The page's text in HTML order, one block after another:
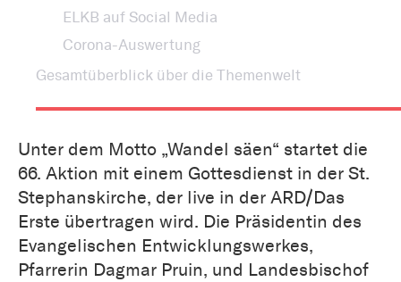
ELKB auf Social Media
Corona-Auswertung
Gesamtüberblick über die Themenwelt
Unter dem Motto „Wandel säen“ startet die
66. Aktion mit einem Gottesdienst in der St.
Stephanskirche, der live in der ARD/Das
Erste übertragen wird. Die Präsidentin des
Evangelischen Entwicklungswerkes,
Pfarrerin Dagmar Pruin, und Landesbischof